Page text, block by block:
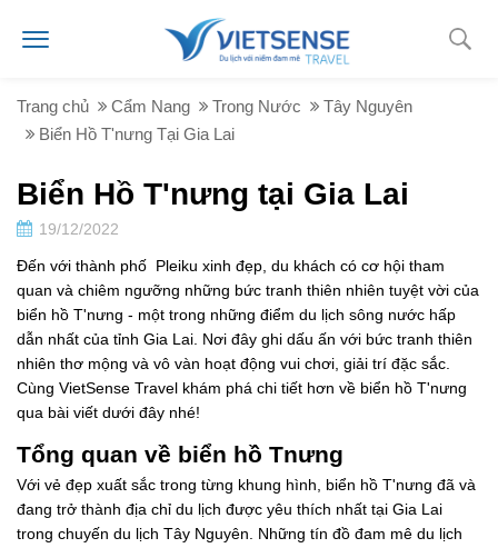
Trang chủ Cẩm Nang Trong Nước
Tây Nguyên
Biển Hồ T'nưng Tại Gia Lai
Biển Hồ T'nưng tại Gia Lai
19/12/2022
Đến với thành phố Pleiku xinh đẹp, du khách có cơ hội tham
quan và chiêm ngưỡng những bức tranh thiên nhiên tuyệt vời của
biển hồ T'nưng - một trong những điểm du lịch sông nước hấp
dẫn nhất của tỉnh Gia Lai. Nơi đây ghi dấu ấn với bức tranh thiên
nhiên thơ mộng và vô vàn hoạt động vui chơi, giải trí đặc sắc.
Cùng VietSense Travel khám phá chi tiết hơn về biển hồ T'nưng
qua bài viết dưới đây nhé!
Tổng quan về biển hồ Tnưng
Với vẻ đẹp xuất sắc trong từng khung hình, biển hồ T'nưng đã và
đang trở thành địa chỉ du lịch được yêu thích nhất tại Gia Lai
trong chuyến du lịch Tây Nguyên. Những tín đồ đam mê du lịch